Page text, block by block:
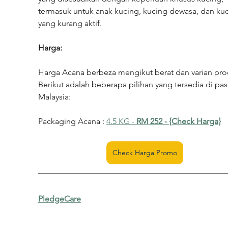
termasuk untuk anak kucing, kucing dewasa, dan
yang kurang aktif.
Harga:
Harga Acana berbeza mengikut berat dan varian
Berikut adalah beberapa pilihan yang tersedia di
Malaysia:
Packaging Acana : 4.5 KG - RM 252 - {Check Harga}
Check Harga Promo
PledgeCare